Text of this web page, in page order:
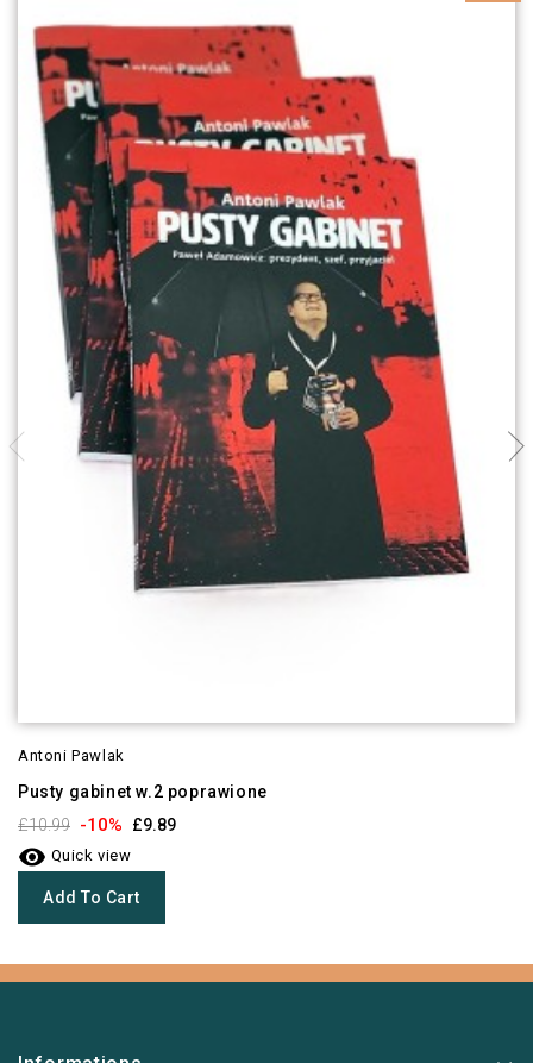
Antoni Pawlak
Pusty gabinet w.2 poprawione
£10.99 -10% £9.89
 Quick view
Add To Cart